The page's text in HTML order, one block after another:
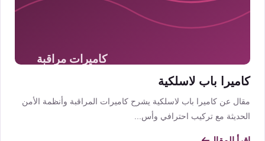
كاميرا باب لاسلكية
مقال عن كاميرا باب لاسلكية يشرح كاميرات المراقبة وأنظمة الأمن
الحديثة مع تركيب احترافي وأس...